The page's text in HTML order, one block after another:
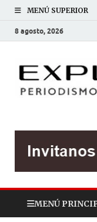
MENÚ SUPERIOR
8 agosto, 2026
MENÚ